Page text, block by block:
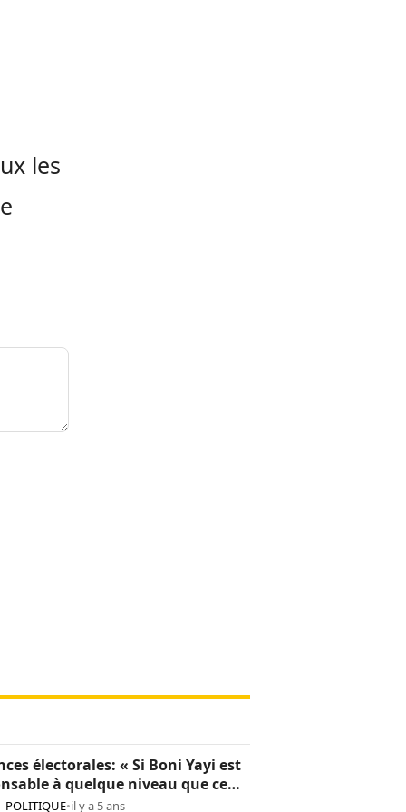
les
électorales: « Si Boni Yayi est
à quelque niveau que ce
en répondra », Patrice Talon
POLITIQUE•il y a 5 ans